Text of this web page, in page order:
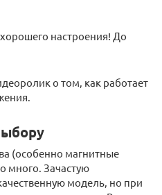
настроения! До
о том, как работает
(особенно магнитные
много. Зачастую
модель, но при